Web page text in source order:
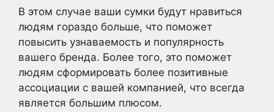
В этом случае ваши сумки будут нравиться
людям гораздо больше, что поможет
повысить узнаваемость и популярность
вашего бренда. Более того, это поможет
людям сформировать более позитивные
ассоциации с вашей компанией, что всегда
является большим плюсом.